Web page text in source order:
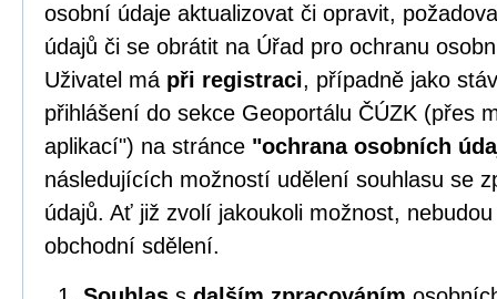
osobní údaje aktualizovat či opravit,
údajů či se obrátit na Úřad pro ochranu
Uživatel má při registraci, případně jako
přihlášení do sekce Geoportálu ČÚZK (přes
aplikací") na stránce "ochrana osobních
následujících možností udělení souhlasu se
údajů. Ať již zvolí jakoukoli možnost,
obchodní sdělení.